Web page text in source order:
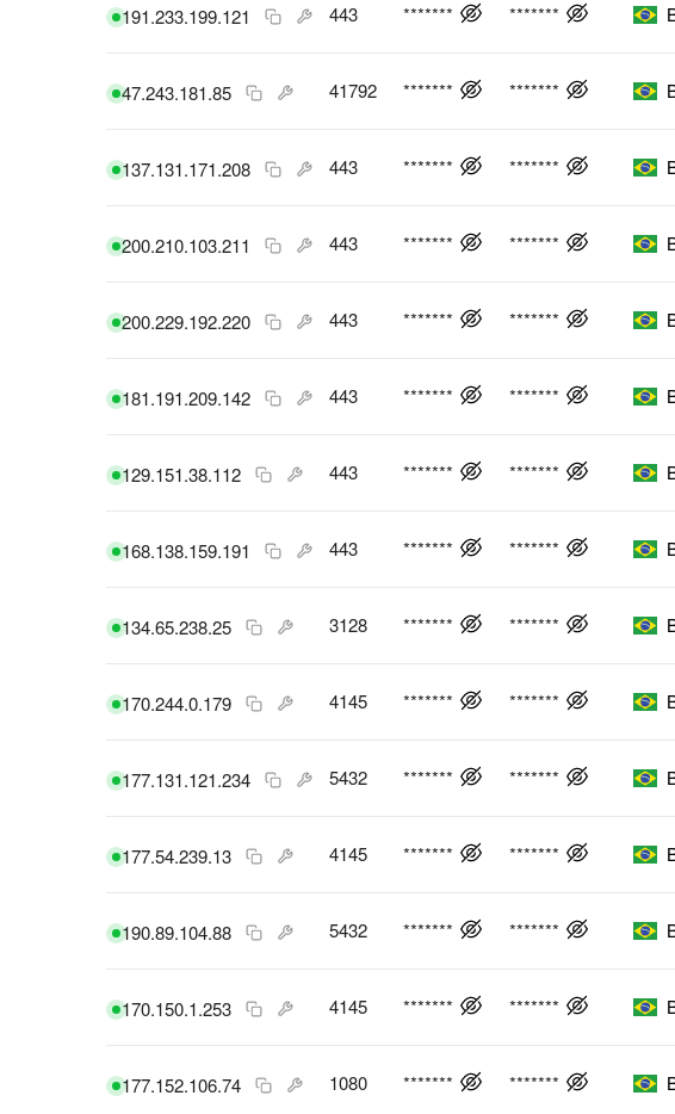
191.233.199.121 443 ******* *******
47.243.181.85 41792 ******* *******
137.131.171.208 443 ******* *******
200.210.103.211 443 ******* *******
200.229.192.220 443 ******* *******
181.191.209.142 443 ******* *******
129.151.38.112 443 ******* *******
168.138.159.191 443 ******* *******
134.65.238.25 3128 ******* *******
170.244.0.179 4145 ******* *******
177.131.121.234 5432 ******* *******
177.54.239.13 4145 ******* *******
190.89.104.88 5432 ******* *******
170.150.1.253 4145 ******* *******
177.152.106.74 1080 ******* *******